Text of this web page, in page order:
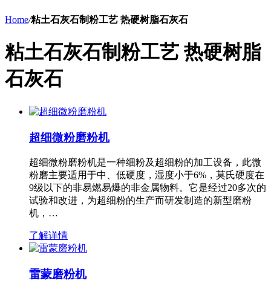
Home/粘土石灰石制粉工艺 热硬树脂石灰石
粘土石灰石制粉工艺 热硬树脂
石灰石
超细微粉磨粉机
超细微粉磨粉机是一种细粉及超细粉的加工设备，此微
粉磨主要适用于中、低硬度，湿度小于6%，莫氏硬度在
9级以下的非易燃易爆的非金属物料。它是经过20多次的
试验和改进，为超细粉的生产而研发制造的新型磨粉
机，…
了解详情
雷蒙磨粉机